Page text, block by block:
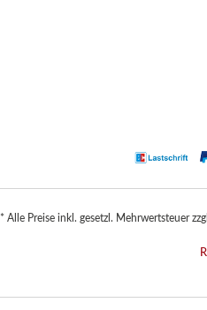
* Alle Preise inkl. gesetzl. Mehrwertsteuer